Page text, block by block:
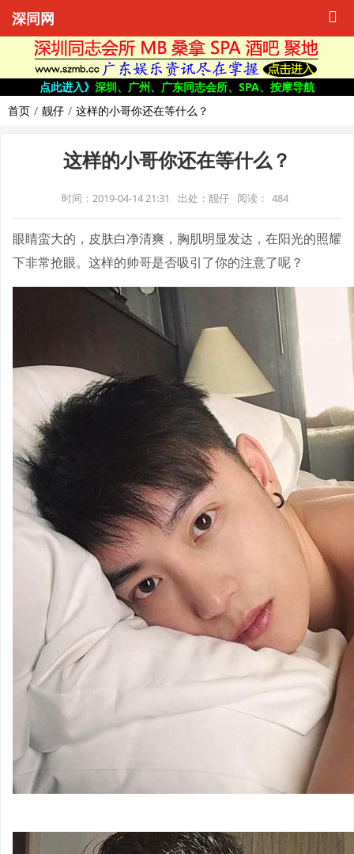
深同网
点此进入》 深圳、广州、广东同志会所、SPA、按摩导航
首页
靓仔 这样的小哥你还在等什么？
这样的小哥你还在等什么？
时间：2019-04-14 21:31 出处：靓仔 阅读： 484
眼睛蛮大的，皮肤白净清爽，胸肌明显发达，在阳光的照耀
下非常抢眼。这样的帅哥是否吸引了你的注意了呢？